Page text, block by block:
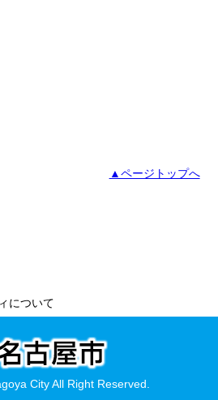
▲ページトップへ
について
City All Right Reserved.